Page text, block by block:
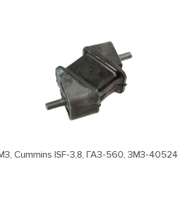
Cummins ISF-3,8, ГАЗ-560, ЗМЗ-40524